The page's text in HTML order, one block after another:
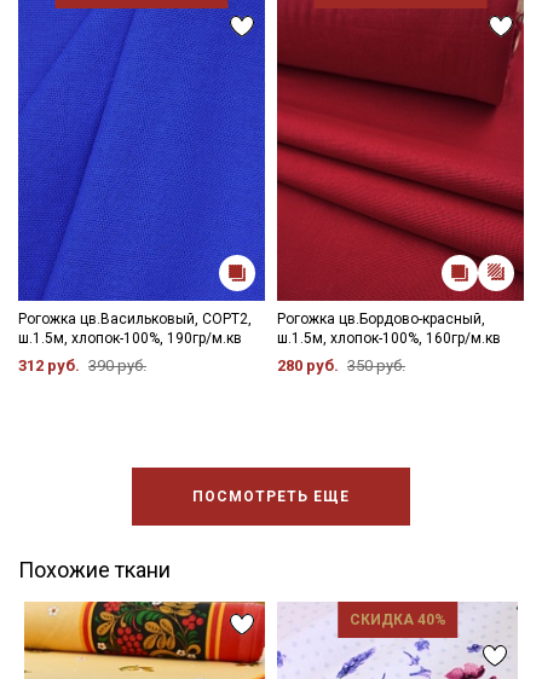
Рогожка цв.Васильковый, СОРТ2,
ш.1.5м, хлопок-100%, 190гр/м.кв
312 руб. 390 руб.
Рогожка цв.Бордово-красный,
ш.1.5м, хлопок-100%, 160гр/м.кв
280 руб. 350 руб.
ПОСМОТРЕТЬ ЕЩЕ
Похожие ткани
СКИДКА 40%